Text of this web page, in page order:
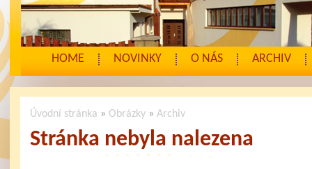
HOME NOVINKY O NÁS ARCHIV
Úvodní stránka » Obrázky »Archiv
Stránka nebyla nalezena